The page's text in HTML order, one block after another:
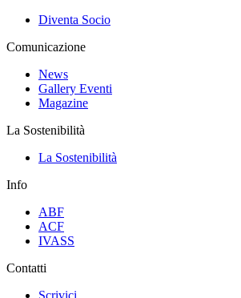
Diventa Socio
Comunicazione
News
Gallery Eventi
Magazine
La Sostenibilità
La Sostenibilità
Info
ABF
ACF
IVASS
Contatti
Scrivici